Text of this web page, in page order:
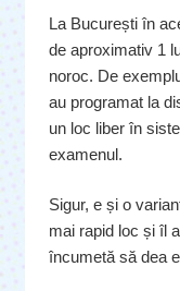
La București în
de aproximativ 1
noroc. De
au programat la
un loc liber în
examenul.
Sigur, e și o
mai rapid loc și îl
încumetă să dea